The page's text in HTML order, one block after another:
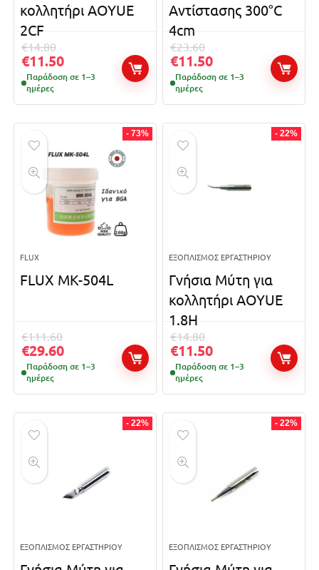
κολλητήρι AOYUE
2CF
€14.80
€11.50
Παράδοση σε 1–3
ημέρες
Αντίστασης 300°C
4cm
€23.60
€11.50
Παράδοση σε 1–3
ημέρες
- 73%
FLUX
FLUX MK-504L
€111.60
€29.60
Παράδοση σε 1–3
ημέρες
- 22%
ΕΞΟΠΛΙΣΜΌΣ ΕΡΓΑΣΤΗΡΊΟΥ
Γνήσια Μύτη για
κολλητήρι AOYUE
1.8H
€14.80
€11.50
Παράδοση σε 1–3
ημέρες
- 22%
ΕΞΟΠΛΙΣΜΌΣ ΕΡΓΑΣΤΗΡΊΟΥ
- 22%
ΕΞΟΠΛΙΣΜΌΣ ΕΡΓΑΣΤΗΡΊΟΥ